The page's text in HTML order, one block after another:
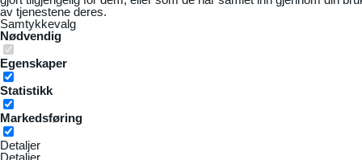
av tjenestene deres.
Samtykkevalg
Nødvendig
Egenskaper
Statistikk
Markedsføring
Detaljer
Detaljer